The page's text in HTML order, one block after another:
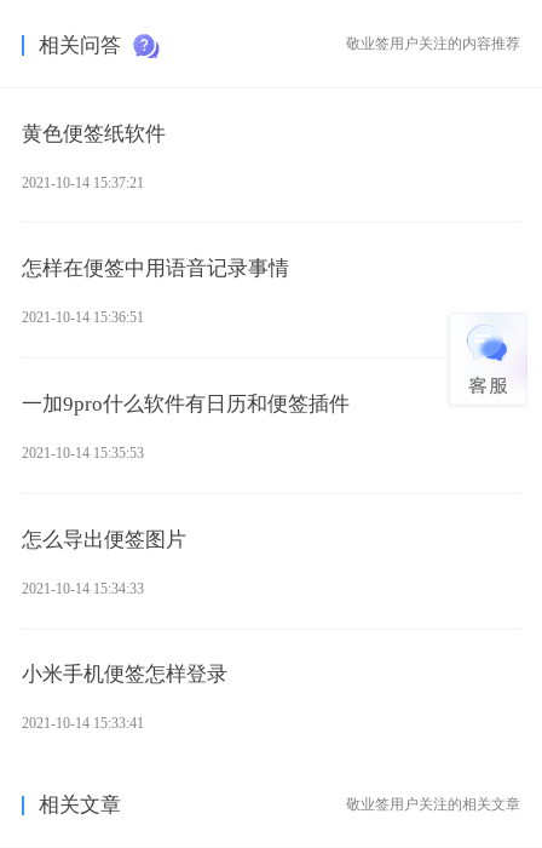
相关问答 敬业签用户关注的内容推荐
黄色便签纸软件
2021-10-14 15:37:21
怎样在便签中用语音记录事情
2021-10-14 15:36:51
一加9pro什么软件有日历和便签插件
2021-10-14 15:35:53
怎么导出便签图片
2021-10-14 15:34:33
小米手机便签怎样登录
2021-10-14 15:33:41
相关文章 敬业签用户关注的相关文章